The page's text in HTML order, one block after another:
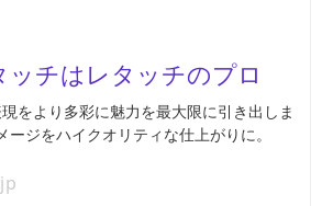
ッチはレタッチのプロ
をより多彩に魅力を最大限に引き出しま
ージをハイクオリティな仕上がりに。